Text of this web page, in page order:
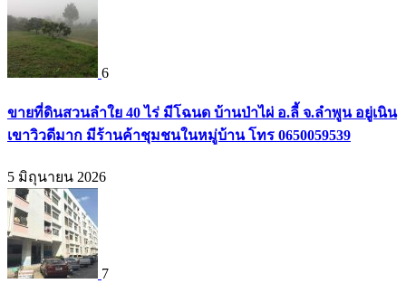
6
ขายที่ดินสวนลำใย 40 ไร่ มีโฉนด บ้านป่าไผ่ อ.ลี้ จ.ลำพูน อยู่เนิน
เขาวิวดีมาก มีร้านค้าชุมชนในหมู่บ้าน โทร 0650059539
5 มิถุนายน 2026
7